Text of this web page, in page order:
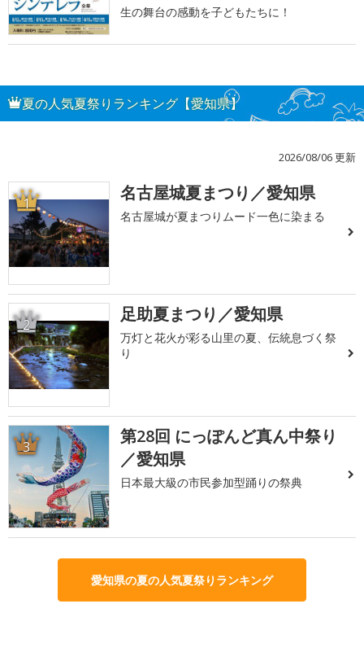
生の舞台の感動を子どもたちに！
夏の人気夏祭りランキング【愛知県】
2026/08/06 更新
1 名古屋城夏まつり／愛知県
名古屋城が夏まつりムード一色に染まる
2 足助夏まつり／愛知県
万灯と花火が彩る山里の夏、伝統息づく祭
り
3
第28回 にっぽんど真ん中祭り
／愛知県
日本最大級の市民参加型踊りの祭典
愛知県の夏の人気夏祭りランキング